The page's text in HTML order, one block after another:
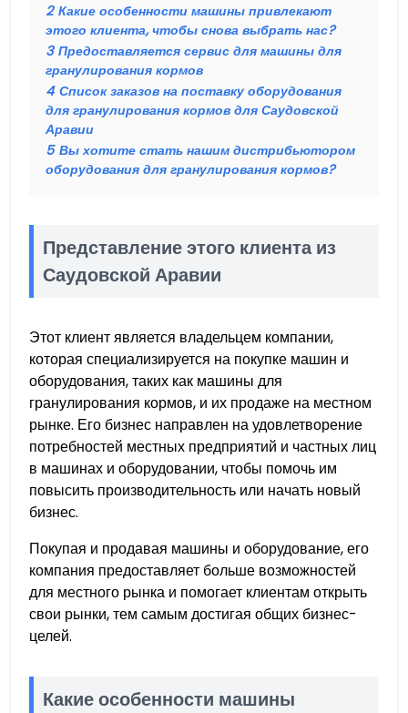
2 Какие особенности машины привлекают
этого клиента, чтобы снова выбрать нас?
3 Предоставляется сервис для машины для
гранулирования кормов
4 Список заказов на поставку оборудования
для гранулирования кормов для Саудовской
Аравии
5 Вы хотите стать нашим дистрибьютором
оборудования для гранулирования кормов?
Представление этого клиента из
Саудовской Аравии
Этот клиент является владельцем компании,
которая специализируется на покупке машин и
оборудования, таких как машины для
гранулирования кормов, и их продаже на местном
рынке. Его бизнес направлен на удовлетворение
потребностей местных предприятий и частных лиц
в машинах и оборудовании, чтобы помочь им
повысить производительность или начать новый
бизнес.
Покупая и продавая машины и оборудование, его
компания предоставляет больше возможностей
для местного рынка и помогает клиентам открыть
свои рынки, тем самым достигая общих бизнес-
целей.
Какие особенности машины